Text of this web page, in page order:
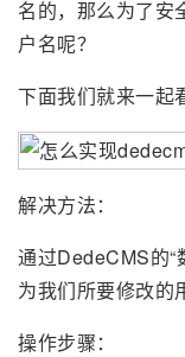
名的，那么为了安
户名呢？
下面我们就来一起
解决方法：
通过DedeCMS的“
为我们所要修改的
操作步骤：